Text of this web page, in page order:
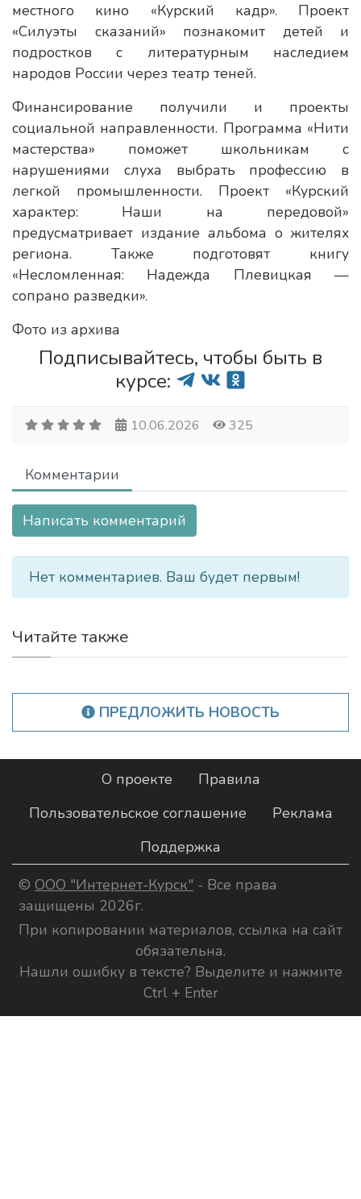
местного кино «Курский кадр». Проект
«Силуэты сказаний» познакомит детей и
подростков с литературным наследием
народов России через театр теней.
Финансирование получили и проекты
социальной направленности. Программа «Нити
мастерства» поможет школьникам с
нарушениями слуха выбрать профессию в
легкой промышленности. Проект «Курский
характер: Наши на передовой»
предусматривает издание альбома о жителях
региона. Также подготовят книгу
«Несломленная: Надежда Плевицкая —
сопрано разведки».
Фото из архива
Подписывайтесь, чтобы быть в
курсе:
10.06.2026 325
Комментарии
Написать комментарий
Нет комментариев. Ваш будет первым!
Читайте также
ПРЕДЛОЖИТЬ НОВОСТЬ
О проекте
Правила
Пользовательское соглашение
Реклама
Поддержка
© ООО "Интернет-Курск" - Все права
защищены 2026г.
При копировании материалов, ссылка на сайт
обязательна.
Нашли ошибку в тексте? Выделите и нажмите
Ctrl + Enter